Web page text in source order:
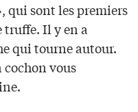
qui sont les premiers
truffe. Il y en a
qui tourne autour.
cochon vous